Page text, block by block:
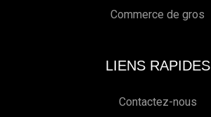
Commerce de gros
LIENS RAPIDES
Contactez-nous